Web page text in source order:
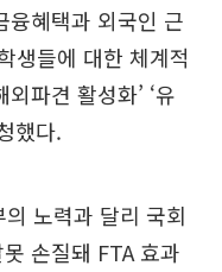
융혜택과 외국인 근
생들에 대한 체계적
파견 활성화’ ‘유
했다.
노력과 달리 국회
손질돼 FTA 효과